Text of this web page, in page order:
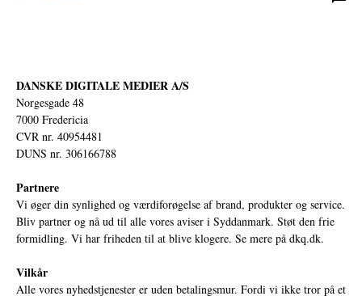
DANSKE DIGITALE MEDIER A/S
Norgesgade 48
7000 Fredericia
CVR nr. 40954481
DUNS nr. 306166788
Partnere
Vi øger din synlighed og værdiforøgelse af brand, produkter og service.
Bliv partner og nå ud til alle vores aviser i Syddanmark. Støt den frie
formidling. Vi har friheden til at blive klogere. Se mere på dkq.dk.
Vilkår
Alle vores nyhedstjenester er uden betalingsmur. Fordi vi ikke tror på et